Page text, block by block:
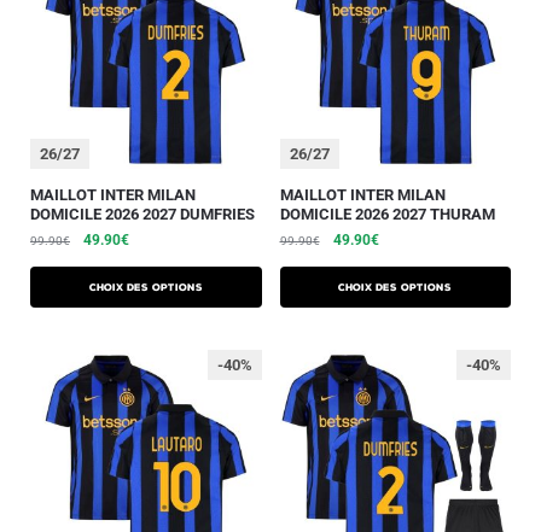
26/27
MAILLOT INTER MILAN
DOMICILE 2026 2027 DUMFRIES
99.90€ 49.90€
Choix des options
26/27
MAILLOT INTER MILAN
DOMICILE 2026 2027 THURAM
99.90€ 49.90€
Choix des options
-40% -40%